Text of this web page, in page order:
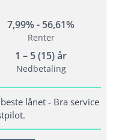
7,99% - 56,61%
Renter
1 – 5 (15) år
Nedbetaling
lånet - Bra service